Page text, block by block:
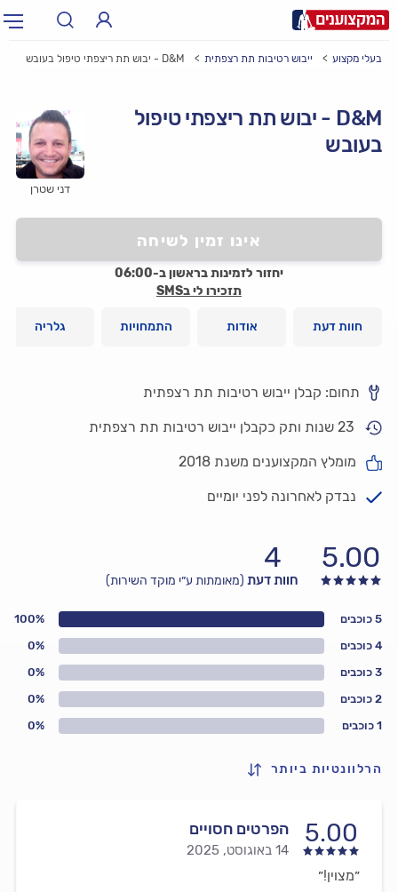
עיר
בעלי מקצוע ייבוש רטיבות תת רצפתית
דני שטרן
D&M - יבוש תת ריצפתי טיפול
בעובש
אינו זמין לשיחה
יחזור לזמינות בראשון ב-06:00
תזכירו לי בSMS
חוות דעת אודות התמחויות גלריה
תחום: קבלן ייבוש רטיבות תת רצפתית
23 שנות ותק כקבלן ייבוש רטיבות תת רצפתית
מומלץ המקצוענים משנת 2018
נבדק לאחרונה לפני יומיים
5.00
4
חוות דעת (מאומתות ע״י מוקד השירות)
1 כוכבים 0%
2 כוכבים 0%
3 כוכבים 0%
4 כוכבים 0%
5 כוכבים 100%
הרלוונטיות ביותר
5.00 הפרטים חסויים
14 באוגוסט, 2025
״מצוין!״